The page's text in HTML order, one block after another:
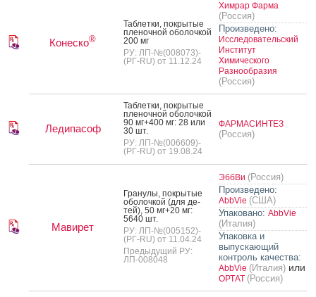
Конеско®
Таб­летки, пок­ры­тые
пле­ноч­ной обо­лоч­кой
200 мг
РУ: ЛП-№(008073)-
(РГ-RU) от 11.12.24
Химрар Фарма
(Россия)
Произведено:
Исследовательский
Институт
Химического
Разнообразия
(Россия)
Ледипасоф
Таб­летки, пок­ры­тые
пле­ноч­ной обо­лоч­кой
90 мг+400 мг: 28 или
30 шт.
РУ: ЛП-№(006609)-
(РГ-RU) от 19.08.24
ФАРМАСИНТЕЗ
(Россия)
Мавирет
Гра­нулы, пок­ры­тые
обо­лоч­кой (для де­
тей), 50 мг+20 мг:
5640 шт.
РУ: ЛП-№(005152)-
(РГ-RU) от 11.04.24
Предыдущий РУ:
ЛП-008048
ЭббВи (Россия)
Произведено:
AbbVie (США)
Упаковано: AbbVie
(Италия)
Упаковка и
выпускающий
контроль качества:
AbbVie (Италия) или
ОРТАТ (Россия)